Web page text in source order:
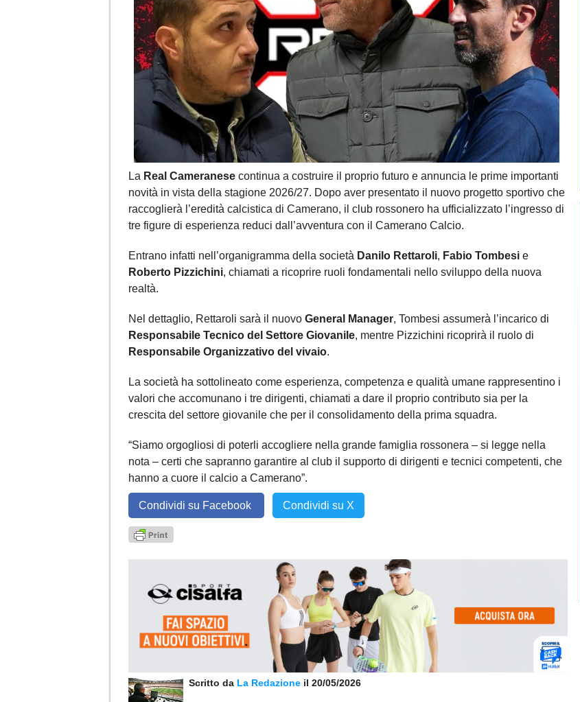
La Real Cameranese continua a costruire il proprio futuro e annuncia le prime importanti
novità in vista della stagione 2026/27. Dopo aver presentato il nuovo progetto sportivo che
raccoglierà l’eredità calcistica di Camerano, il club rossonero ha ufficializzato l’ingresso di
tre figure di esperienza reduci dall’avventura con il Camerano Calcio.
Entrano infatti nell’organigramma della società Danilo Rettaroli, Fabio Tombesi e
Roberto Pizzichini, chiamati a ricoprire ruoli fondamentali nello sviluppo della nuova
realtà.
Nel dettaglio, Rettaroli sarà il nuovo General Manager, Tombesi assumerà l’incarico di
Responsabile Tecnico del Settore Giovanile, mentre Pizzichini ricoprirà il ruolo di
Responsabile Organizzativo del vivaio.
La società ha sottolineato come esperienza, competenza e qualità umane rappresentino i
valori che accomunano i tre dirigenti, chiamati a dare il proprio contributo sia per la
crescita del settore giovanile che per il consolidamento della prima squadra.
“Siamo orgogliosi di poterli accogliere nella grande famiglia rossonera – si legge nella
nota – certi che sapranno garantire al club il supporto di dirigenti e tecnici competenti, che
hanno a cuore il calcio a Camerano”.
Condividi su Facebook Condividi su X
Scritto da La Redazione il 20/05/2026